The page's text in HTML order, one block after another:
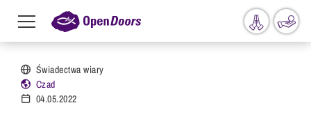
Przejdź do treści
Menu
toggle
Świadectwa wiary
Czad
04.05.2022